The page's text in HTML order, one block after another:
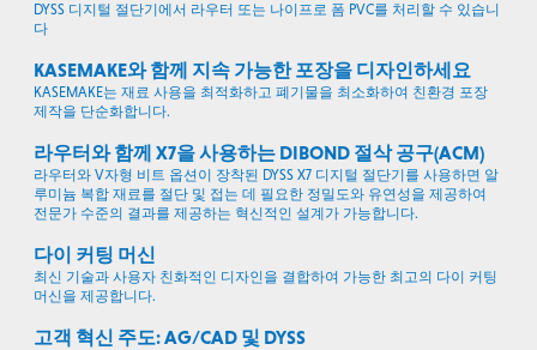
DYSS 디지털 절단기에서 라우터 또는 나이프로 폼 PVC를 처리할 수 있습니
다
KASEMAKE와 함께 지속 가능한 포장을 디자인하세요
KASEMAKE는 재료 사용을 최적화하고 폐기물을 최소화하여 친환경 포장
제작을 단순화합니다.
라우터와 함께 X7을 사용하는 DIBOND 절삭 공구(ACM)
라우터와 V자형 비트 옵션이 장착된 DYSS X7 디지털 절단기를 사용하면 알
루미늄 복합 재료를 절단 및 접는 데 필요한 정밀도와 유연성을 제공하여
전문가 수준의 결과를 제공하는 혁신적인 설계가 가능합니다.
다이 커팅 머신
최신 기술과 사용자 친화적인 디자인을 결합하여 가능한 최고의 다이 커팅
머신을 제공합니다.
고객 혁신 주도: AG/CAD 및 DYSS